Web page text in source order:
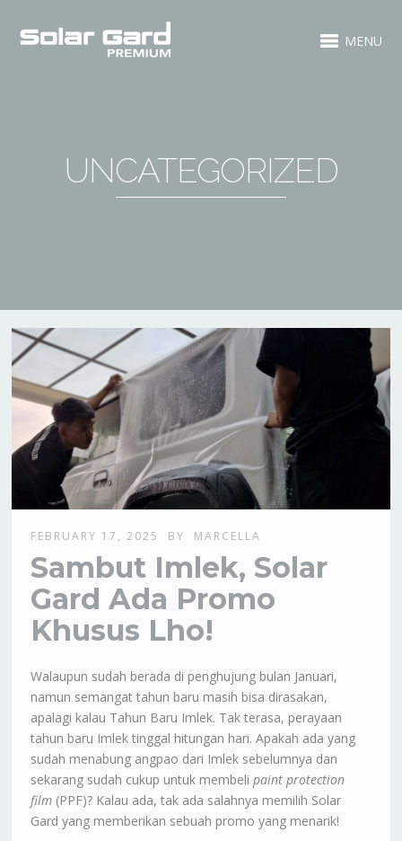
MENU
UNCATEGORIZED
FEBRUARY 17, 2025 BY MARCELLA
Sambut Imlek, Solar
Gard Ada Promo
Khusus Lho!
Walaupun sudah berada di penghujung bulan Januari,
namun semangat tahun baru masih bisa dirasakan,
apalagi kalau Tahun Baru Imlek. Tak terasa, perayaan
tahun baru Imlek tinggal hitungan hari. Apakah ada yang
sudah menabung angpao dari Imlek sebelumnya dan
sekarang sudah cukup untuk membelipaint protection
film (PPF)? Kalau ada, tak ada salahnya memilih Solar
Gard yang memberikan sebuah promo yang menarik!